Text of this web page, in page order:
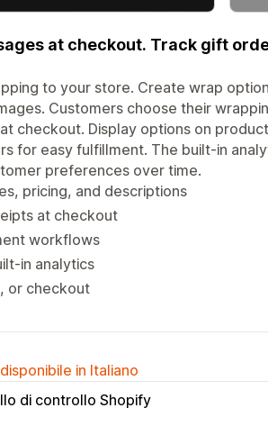
at checkout. Track gift
to your store. Create wrap
Customers choose their
checkout. Display options on
for easy fulfillment. The built-in
preferences over time.
pricing, and descriptions
at checkout
workflows
in analytics
or checkout
in Italiano
di controllo Shopify